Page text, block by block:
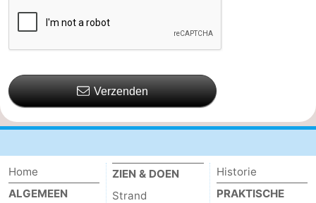
Verzenden
Home
ALGEMEEN
ZIEN & DOEN
Strand
Historie
PRAKTISCHE